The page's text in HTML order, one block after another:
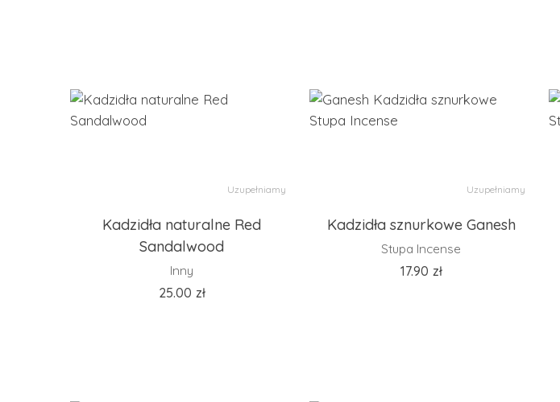
Uzupełniamy
Kadzidła naturalne Red
Sandalwood
Inny
25.00 zł
Uzupełniamy
Kadzidła sznurkowe Ganesh
Stupa Incense
17.90 zł